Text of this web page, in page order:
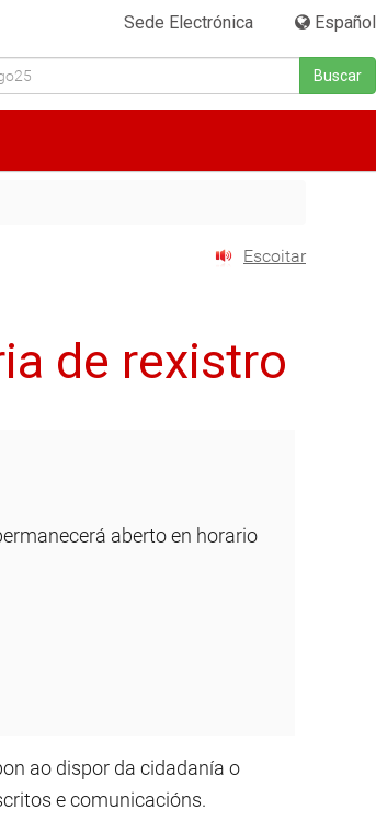
Sede Electrónica Español
Buscar
Escoitar
de rexistro
aberto en horario
ao dispor da cidadanía o
e comunicacións.